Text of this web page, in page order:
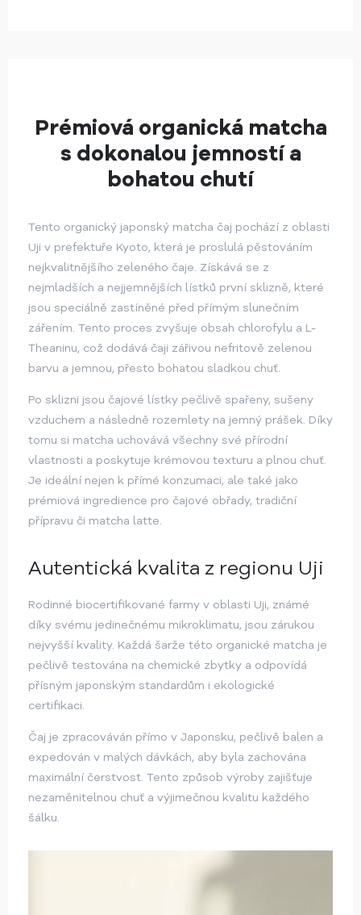
Prémiová organická matcha
s dokonalou jemností a
bohatou chutí
Tento organický japonský matcha čaj pochází z oblasti
Uji v prefektuře Kyoto, která je proslulá pěstováním
nejkvalitnějšího zeleného čaje. Získává se z
nejmladších a nejjemnějších lístků první sklizně, které
jsou speciálně zastíněné před přímým slunečním
zářením. Tento proces zvyšuje obsah chlorofylu a L-
Theaninu, což dodává čaji zářivou nefritově zelenou
barvu a jemnou, přesto bohatou sladkou chuť.
Po sklizni jsou čajové lístky pečlivě spařeny, sušeny
vzduchem a následně rozemlety na jemný prášek. Díky
tomu si matcha uchovává všechny své přírodní
vlastnosti a poskytuje krémovou texturu a plnou chuť.
Je ideální nejen k přímé konzumaci, ale také jako
prémiová ingredience pro čajové obřady, tradiční
přípravu či matcha latte.
Autentická kvalita z regionu Uji
Rodinné biocertifikované farmy v oblasti Uji, známé
díky svému jedinečnému mikroklimatu, jsou zárukou
nejvyšší kvality. Každá šarže této organické matcha je
pečlivě testována na chemické zbytky a odpovídá
přísným japonským standardům i ekologické
certifikaci.
Čaj je zpracováván přímo v Japonsku, pečlivě balen a
expedován v malých dávkách, aby byla zachována
maximální čerstvost. Tento způsob výroby zajišťuje
nezaměnitelnou chuť a výjimečnou kvalitu každého
šálku.